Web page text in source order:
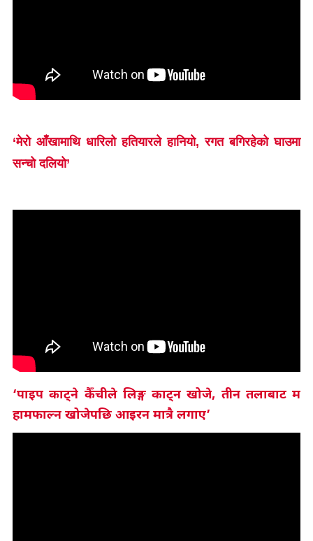
‘मेरो आँखामाथि धारिलो हतियारले हानियाे, रगत बगिरहेको घाउमा
सन्चो दलियाे’
‘पाइप काट्ने कैँचीले लिङ्ग काट्न खोजे, तीन तलाबाट म
हामफाल्न खोजेपछि आइरन मात्रै लगाए’